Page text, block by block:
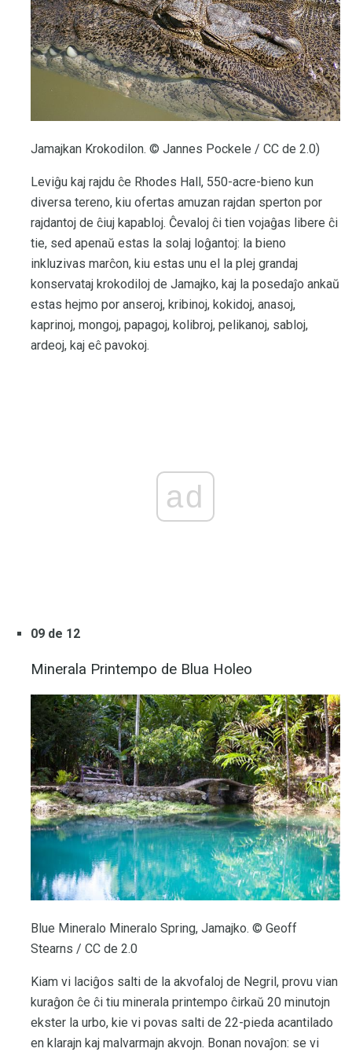
Jamajkan Krokodilon. © Jannes Pockele / CC de 2.0)
Leviĝu kaj rajdu ĉe Rhodes Hall, 550-acre-bieno kun
diversa tereno, kiu ofertas amuzan rajdan sperton por
rajdantoj de ĉiuj kapabloj. Ĉevaloj ĉi tien vojaĝas libere ĉi
tie, sed apenaŭ estas la solaj loĝantoj: la bieno
inkluzivas marĉon, kiu estas unu el la plej grandaj
konservataj krokodiloj de Jamajko, kaj la posedaĵo ankaŭ
estas hejmo por anseroj, kribinoj, kokidoj, anasoj,
kaprinoj, mongoj, papagoj, kolibroj, pelikanoj, sabloj,
ardeoj, kaj eĉ pavokoj.
ad
09 de 12
Minerala Printempo de Blua Holeo
Blue Mineralo Mineralo Spring, Jamajko. © Geoff
Stearns / CC de 2.0
Kiam vi laciĝos salti de la akvofaloj de Negril, provu vian
kuraĝon ĉe ĉi tiu minerala printempo ĉirkaŭ 20 minutojn
ekster la urbo, kie vi povas salti de 22-pieda acantilado
en klarajn kaj malvarmajn akvojn. Bonan novaĵon: se vi